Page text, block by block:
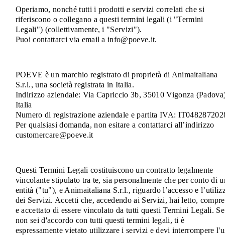
Operiamo, nonché tutti i prodotti e servizi correlati che si
riferiscono o collegano a questi termini legali (i "Termini
Legali") (collettivamente, i "Servizi").
Puoi contattarci via email a info@poeve.it.
POEVE è un marchio registrato di proprietà di Animaitaliana
S.r.l., una società registrata in Italia.
Indirizzo aziendale: Via Capriccio 3b, 35010 Vigonza
Italia
Numero di registrazione aziendale e partita IVA:
Per qualsiasi domanda, non esitare a contattarci all’indirizzo
customercare@poeve.it
Questi Termini Legali costituiscono un contratto legalmente
vincolante stipulato tra te, sia personalmente che per conto di
entità ("tu"), e Animaitaliana S.r.l., riguardo l’accesso e
dei Servizi. Accetti che, accedendo ai Servizi, hai letto,
e accettato di essere vincolato da tutti questi Termini Legali. Se
non sei d'accordo con tutti questi termini legali, ti è
espressamente vietato utilizzare i servizi e devi interrompere